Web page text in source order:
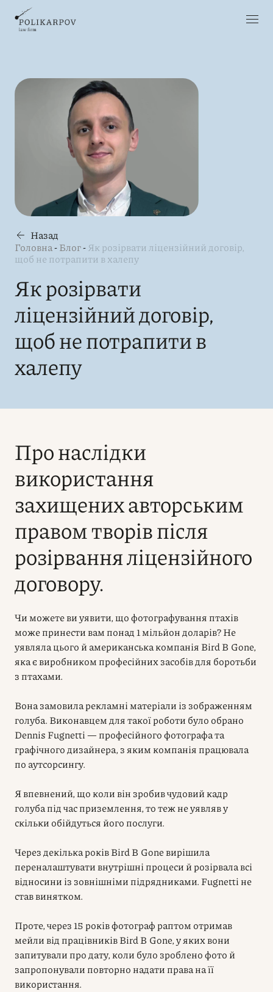
Назад
Головна-Блог-Як розірвати ліцензійний договір,
щоб не потрапити в халепу
Як розірвати
ліцензійний договір,
щоб не потрапити в
халепу
Про наслідки
використання
захищених авторським
правом творів після
розірвання ліцензійного
договору.
Чи можете ви уявити, що фотографування птахів
може принести вам понад 1 мільйон доларів? Не
уявляла цього й американська компанія Bird B Gone,
яка є виробником професійних засобів для боротьби
з птахами.
Вона замовила рекламні матеріали із зображенням
голуба. Виконавцем для такої роботи було обрано
Dennis Fugnetti — професійного фотографа та
графічного дизайнера, з яким компанія працювала
по аутсорсингу.
Я впевнений, що коли він зробив чудовий кадр
голуба під час приземлення, то теж не уявляв у
скільки обійдуться його послуги.
Через декілька років Bird B Gone вирішила
переналаштувати внутрішні процеси й розірвала всі
відносини із зовнішніми підрядниками. Fugnetti не
став винятком.
Проте, через 15 років фотограф раптом отримав
мейли від працівників Bird B Gone, у яких вони
запитували про дату, коли було зроблено фото й
запропонували повторно надати права на її
використання.